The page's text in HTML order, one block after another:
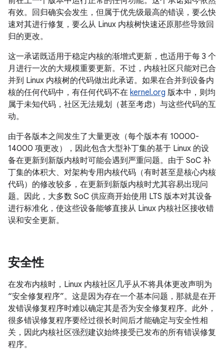
有效。回归确实会发生，但属于优先级最高的错误，要么快
速对其进行修复，要么从 Linux 内核树快速还原那些导致回
归的更改。
这一承诺既适用于稳定内核的渐增式更新，也适用于每 3 个
月进行一次的大规模重要更新。不过，内核社区只能对已合
并到 Linux 内核树的代码做出此承诺。如果在合并到设备内
核的任何代码中，有任何代码不在 kernel.org 版本中，则均
属于未知代码，社区无法规划（甚至考虑）与这些代码的互
动。
由于各版本之间发生了大量更改（每个版本有 10000-
14000 项更改），因此包含大型补丁集的基于 Linux 的设
备在更新到新版内核时可能会遇到严重问题。由于 SoC 补
丁集的体积大、对架构专用内核代码（有时甚至是核心内核
代码）的修改较多，在更新到新版内核时尤其容易出现问
题。因此，大多数 SoC 供应商开始使用 LTS 版本对其设备
进行标准化，使这些设备能够直接从 Linux 内核社区接收错
误和安全更新。
安全性
在发布内核时，Linux 内核社区几乎从不将具体更改声明为
“安全修复程序”。 这是因为存在一个基本问题，那就是在开
发错误修复程序时难以确定其是否为安全修复程序。此外，
很多错误修复程序要经过很长时间后才能确定与安全性相
关，因此内核社区强烈建议始终接受已发布的所有错误修复
程序。